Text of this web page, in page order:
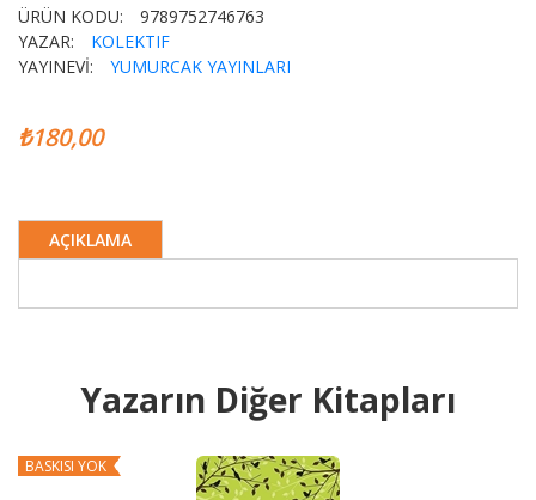
ÜRÜN KODU:
9789752746763
YAZAR:
KOLEKTIF
YAYINEVİ:
YUMURCAK YAYINLARI
₺180,00
AÇIKLAMA
Yazarın Diğer Kitapları
BASKISI YOK